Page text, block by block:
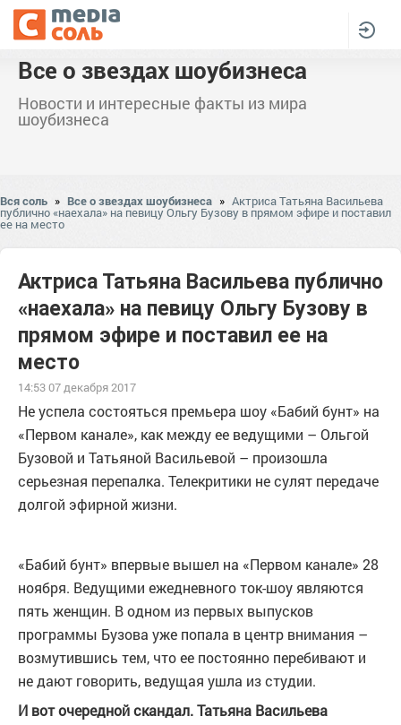
Все о звездах шоубизнеса
Новости и интересные факты из мира
шоубизнеса
Вся соль » Все о звездах шоубизнеса » Актриса Татьяна Васильева
публично «наехала» на певицу Ольгу Бузову в прямом эфире и поставил
ее на место
Актриса Татьяна Васильева публично
«наехала» на певицу Ольгу Бузову в
прямом эфире и поставил ее на
место
14:53 07 декабря 2017
Не успела состояться премьера шоу «Бабий бунт» на
«Первом канале», как между ее ведущими – Ольгой
Бузовой и Татьяной Васильевой – произошла
серьезная перепалка. Телекритики не сулят передаче
долгой эфирной жизни.
«Бабий бунт» впервые вышел на «Первом канале» 28
ноября. Ведущими ежедневного ток-шоу являются
пять женщин. В одном из первых выпусков
программы Бузова уже попала в центр внимания –
возмутившись тем, что ее постоянно перебивают и
не дают говорить, ведущая ушла из студии.
И вот очередной скандал. Татьяна Васильева